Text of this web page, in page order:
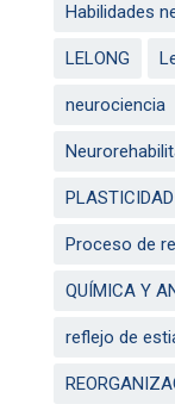
Habilidades
LELONG
neurociencia
Proceso de
QUÍMICA Y
reflejo de